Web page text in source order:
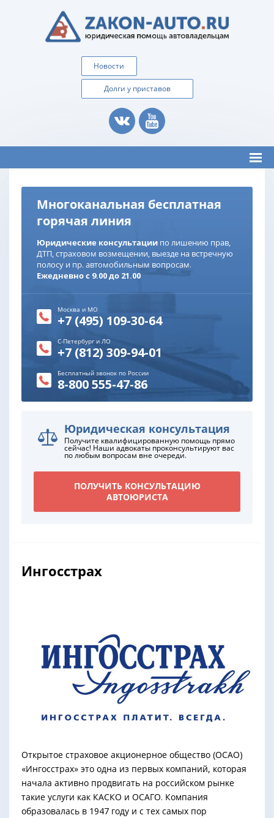
Новости
Долги у приставов
Многоканальная бесплатная
горячая линия
Юридические консультации по лишению прав,
ДТП, страховом возмещении, выезде на встречную
полосу и пр. автомобильным вопросам.
Ежедневно с 9.00 до 21.00
Москва и МО
+7 (495) 109-30-64
С-Петербург и ЛО
+7 (812) 309-94-01
Бесплатный звонок по России
8-800 555-47-86
Юридическая консультация
Получите квалифицированную помощь прямо
сейчас! Наши адвокаты проконсультируют вас
по любым вопросам вне очереди.
ПОЛУЧИТЬ КОНСУЛЬТАЦИЮ
АВТОЮРИСТА
Ингосстрах
Открытое страховое акционерное общество (ОСАО)
«Ингосстрах» это одна из первых компаний, которая
начала активно продвигать на российском рынке
такие услуги как КАСКО и ОСАГО. Компания
образовалась в 1947 году и с тех самых пор